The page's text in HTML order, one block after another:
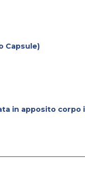
Capsule)
in apposito corpo